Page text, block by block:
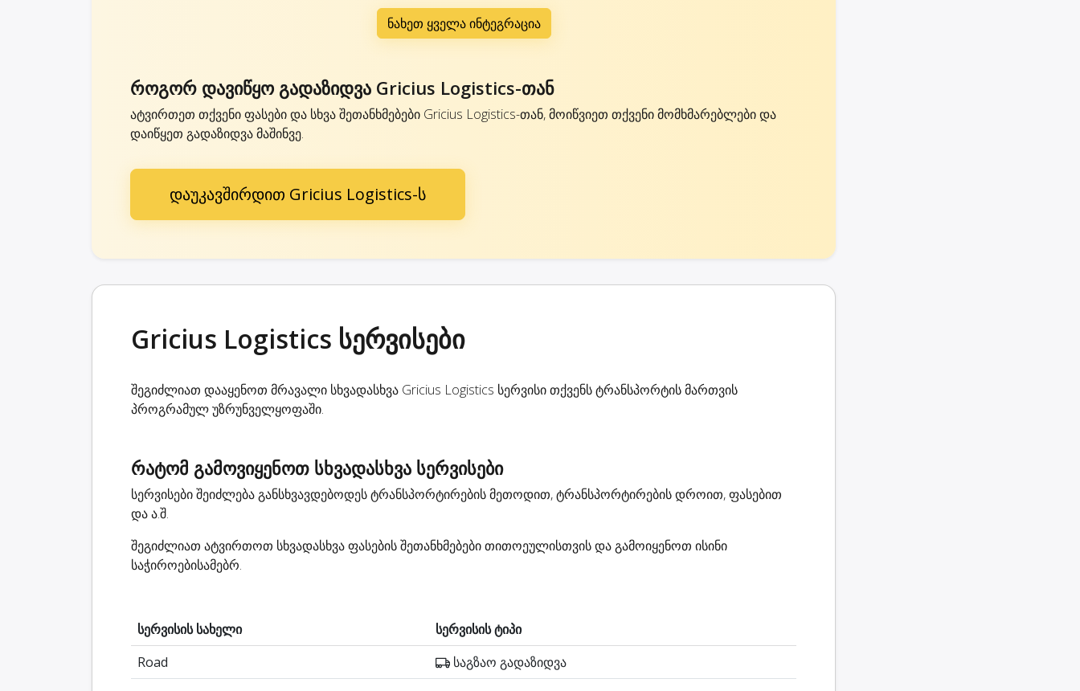
ნახეთ ყველა ინტეგრაცია
როგორ დავიწყო გადაზიდვა Gricius Logistics-თან
ატვირთეთ თქვენი ფასები და სხვა შეთანხმებები Gricius Logistics-თან, მოიწვიეთ თქვენი მომხმარებლები და
დაიწყეთ გადაზიდვა მაშინვე.
დაუკავშირდით Gricius Logistics-ს
Gricius Logistics სერვისები
შეგიძლიათ დააყენოთ მრავალი სხვადასხვა Gricius Logistics სერვისი თქვენს ტრანსპორტის მართვის
პროგრამულ უზრუნველყოფაში.
რატომ გამოვიყენოთ სხვადასხვა სერვისები
სერვისები შეიძლება განსხვავდებოდეს ტრანსპორტირების მეთოდით, ტრანსპორტირების დროით, ფასებით
და ა.შ.
შეგიძლიათ ატვირთოთ სხვადასხვა ფასების შეთანხმებები თითოეულისთვის და გამოიყენოთ ისინი
საჭიროებისამებრ.
სერვისის სახელი
სერვისის ტიპი
Road
საგზაო გადაზიდვა